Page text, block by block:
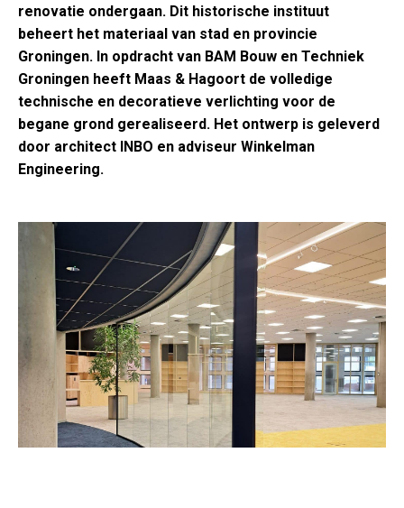
renovatie ondergaan. Dit historische instituut
beheert het materiaal van stad en provincie
Groningen. In opdracht van BAM Bouw en Techniek
Groningen heeft Maas & Hagoort de volledige
technische en decoratieve verlichting voor de
begane grond gerealiseerd. Het ontwerp is geleverd
door architect INBO en adviseur Winkelman
Engineering.